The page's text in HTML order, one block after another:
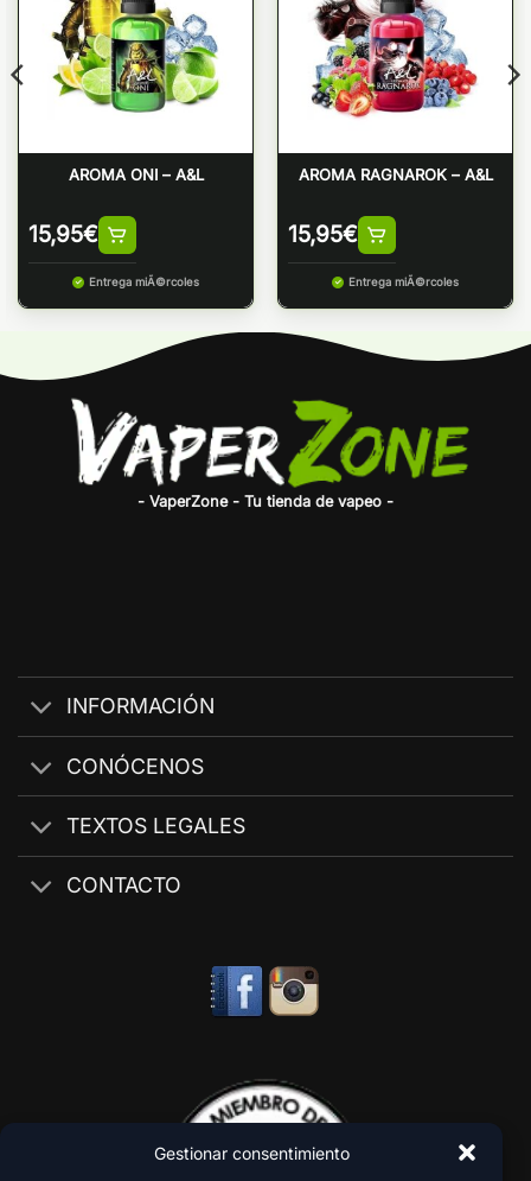
Gestionar consentimiento
AROMA ONI – A&L
15,95€
Entrega miÃ©rcoles
AROMA RAGNAROK – A&L
15,95€
Entrega miÃ©rcoles
- VaperZone - Tu tienda de vapeo -
INFORMACIÓN
CONÓCENOS
TEXTOS LEGALES
CONTACTO